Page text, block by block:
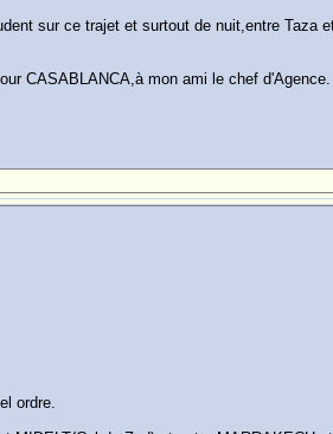
sur ce trajet et surtout de nuit,entre Taza
CASABLANCA,à mon ami le chef d'Agence.
ordre.